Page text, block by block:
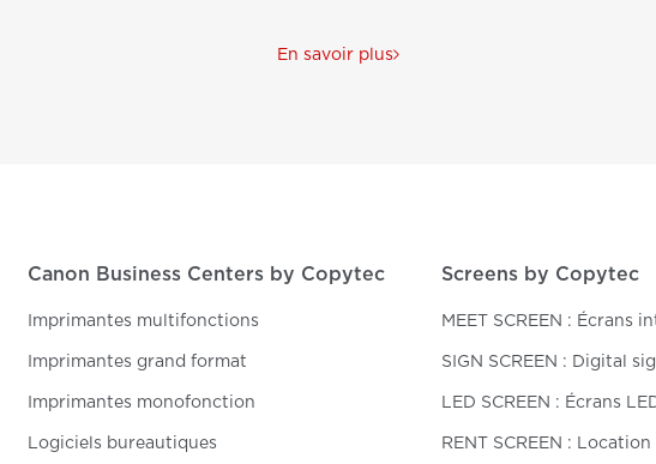
En savoir plus
Canon Business Centers by Copytec
Imprimantes multifonctions
Imprimantes grand format
Imprimantes monofonction
Logiciels bureautiques
Screens by Copytec
MEET SCREEN : Écrans
SIGN SCREEN : Digital
LED SCREEN : Écrans
RENT SCREEN :